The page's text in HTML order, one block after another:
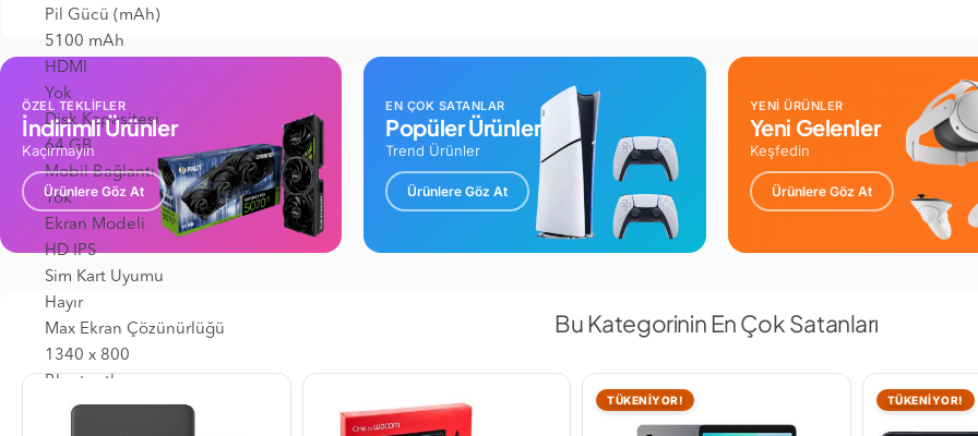
Pil Gücü (mAh)
5100 mAh
HDMI
Yok
Disk Kapasitesi
64 GB
Mobil Bağlantı
Yok
Ekran Modeli
HD IPS
Sim Kart Uyumu
Hayır
Max Ekran Çözünürlüğü
1340 x 800
Bluetooth
ÖZEL TEKLİFLER
İndirimli Ürünler
Kaçırmayın
Ürünlere Göz At
EN ÇOK SATANLAR
Popüler Ürünler
Trend Ürünler
Ürünlere Göz At
YENİ ÜRÜNLER
Yeni Gelenler
Keşfedin
Ürünlere Göz At
Bu Kategorinin En Çok Satanları
TÜKENİYOR! TÜKENİYOR!